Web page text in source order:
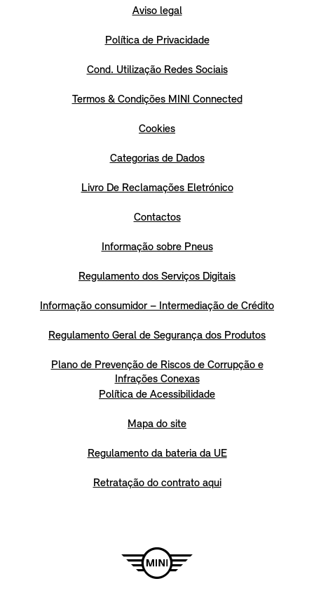
Aviso legal
Política de Privacidade
Cond. Utilização Redes Sociais
Termos & Condições MINI Connected
Cookies
Categorias de Dados
Livro De Reclamações Eletrónico
Contactos
Informação sobre Pneus
Regulamento dos Serviços Digitais
Informação consumidor – Intermediação de Crédito
Regulamento Geral de Segurança dos Produtos
Plano de Prevenção de Riscos de Corrupção e
Infrações Conexas
Política de Acessibilidade
Mapa do site
Regulamento da bateria da UE
Retratação do contrato aqui